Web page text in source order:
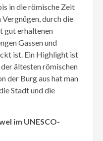
in die römische Zeit
durch die
gut erhaltenen
Gassen und
ist. Ein Highlight ist
ältesten römischen
der Burg aus hat man
Stadt und die
im UNESCO-